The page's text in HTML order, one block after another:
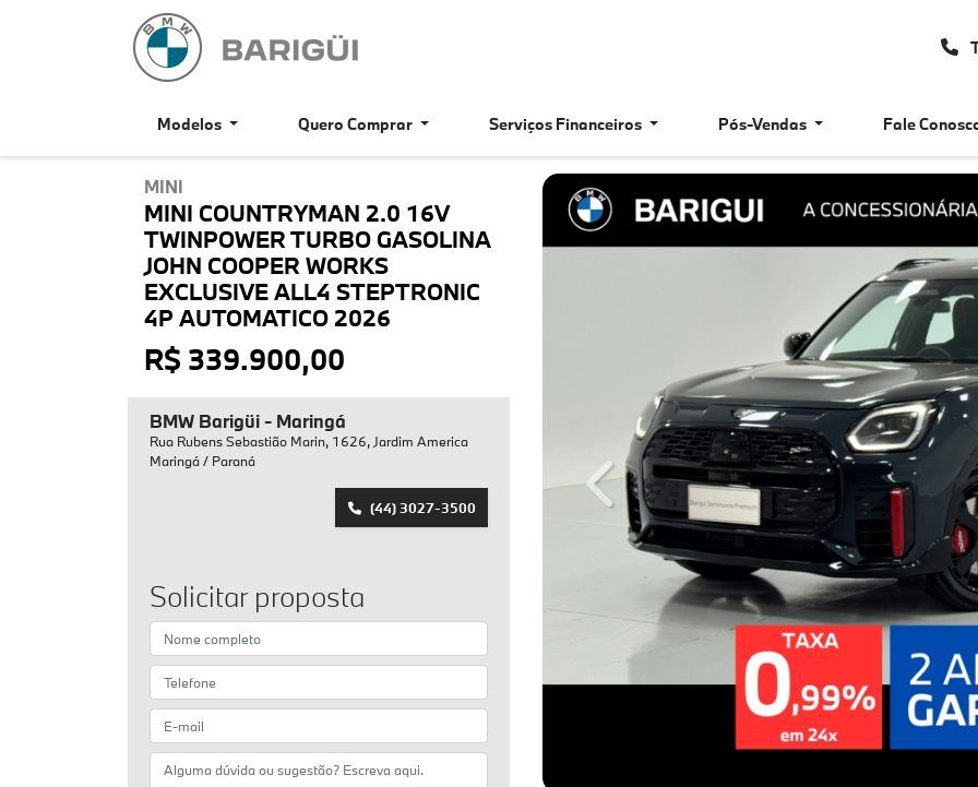
Modelos Quero Comprar Serviços Financeiros Pós-Vendas Fale
MINI
MINI COUNTRYMAN 2.0 16V
TWINPOWER TURBO GASOLINA
JOHN COOPER WORKS
EXCLUSIVE ALL4 STEPTRONIC
4P AUTOMATICO 2026
R$ 339.900,00
BMW Barigüi - Maringá
Rua Rubens Sebastião Marin, 1626, Jardim America
Maringá / Paraná
(44) 3027-3500
Solicitar proposta
Previous